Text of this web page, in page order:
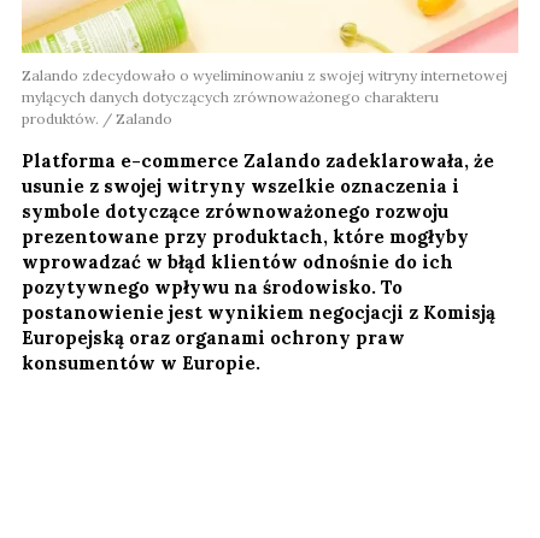
Zalando zdecydowało o wyeliminowaniu z swojej witryny internetowej
mylących danych dotyczących zrównoważonego charakteru
produktów. / Zalando
Platforma e-commerce Zalando zadeklarowała, że
usunie z swojej witryny wszelkie oznaczenia i
symbole dotyczące zrównoważonego rozwoju
prezentowane przy produktach, które mogłyby
wprowadzać w błąd klientów odnośnie do ich
pozytywnego wpływu na środowisko. To
postanowienie jest wynikiem negocjacji z Komisją
Europejską oraz organami ochrony praw
konsumentów w Europie.